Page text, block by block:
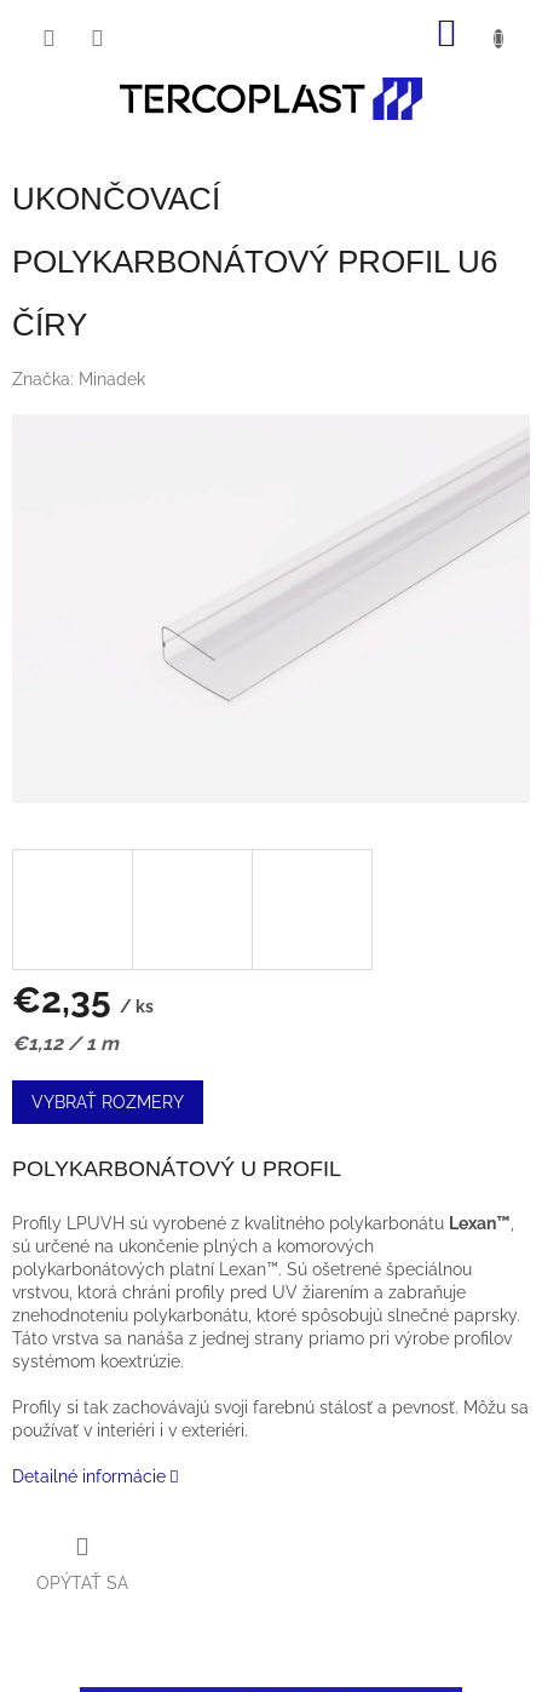
UKONČOVACÍ
POLYKARBONÁTOVÝ PROFIL U6
ČÍRY
Značka: Minadek
€2,35 / ks
Jednotková
€1,12 / 1 m
VYBRAŤ ROZMERY
POLYKARBONÁTOVÝ U PROFIL
Profily LPUVH sú vyrobené z kvalitného polykarbonátu Lexan™,
sú určené na ukončenie plných a komorových
polykarbonátových platní Lexan™. Sú ošetrené špeciálnou
vrstvou, ktorá chráni profily pred UV žiarením a zabraňuje
znehodnoteniu polykarbonátu, ktoré spôsobujú slnečné paprsky.
Táto vrstva sa nanáša z jednej strany priamo pri výrobe profilov
systémom koextrúzie.
Profily si tak zachovávajú svoji farebnú stálosť a pevnosť. Môžu sa
používať v interiéri i v exteriéri.
Detailné informácie
OPÝTAŤ SA